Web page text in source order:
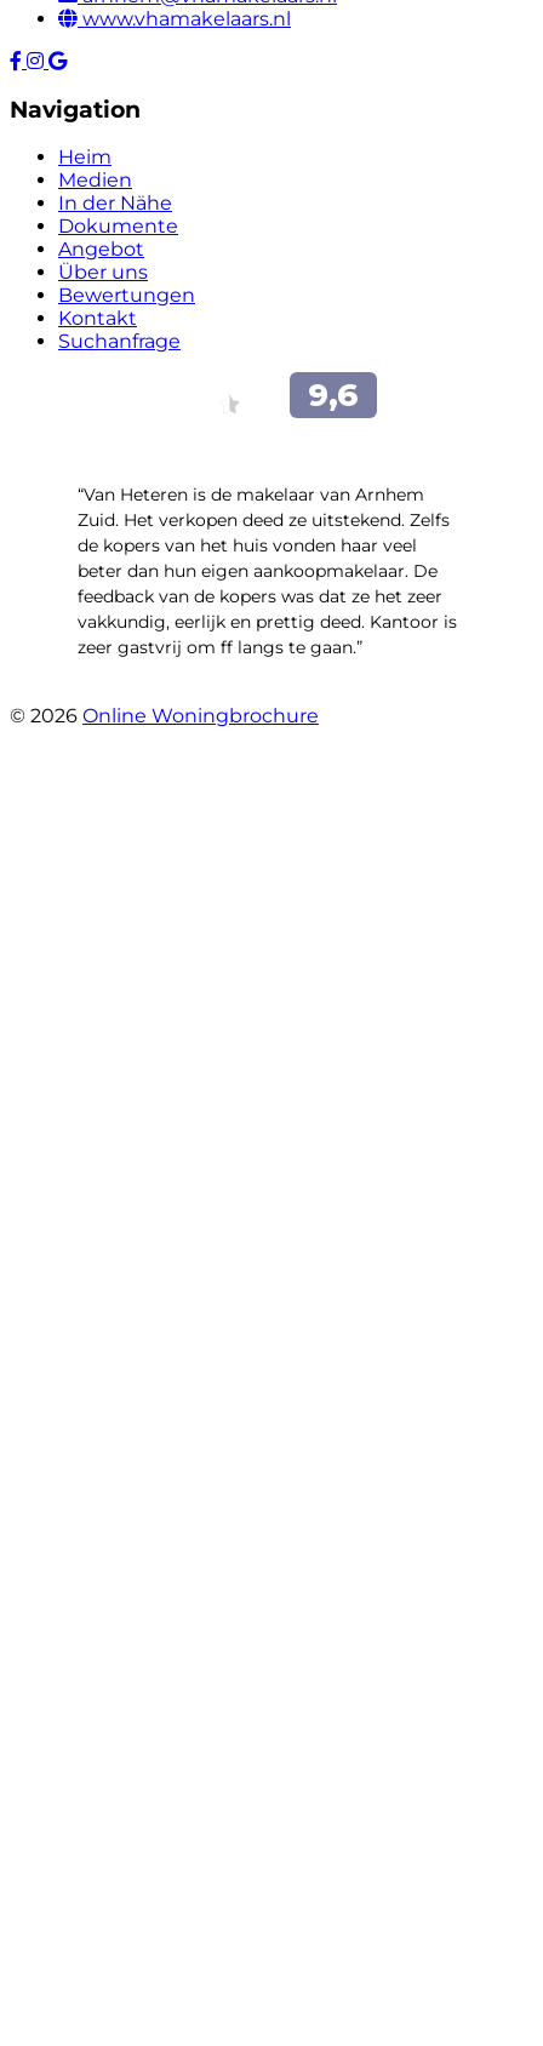
www.vhamakelaars.nl
Navigation
Heim
Medien
In der Nähe
Dokumente
Angebot
Über uns
Bewertungen
Kontakt
Suchanfrage
“Van Heteren is de makelaar van Arnhem
Zuid. Het verkopen deed ze uitstekend. Zelfs
de kopers van het huis vonden haar veel
beter dan hun eigen aankoopmakelaar. De
feedback van de kopers was dat ze het zeer
vakkundig, eerlijk en prettig deed. Kantoor is
zeer gastvrij om ff langs te gaan.”
© 2026 Online Woningbrochure